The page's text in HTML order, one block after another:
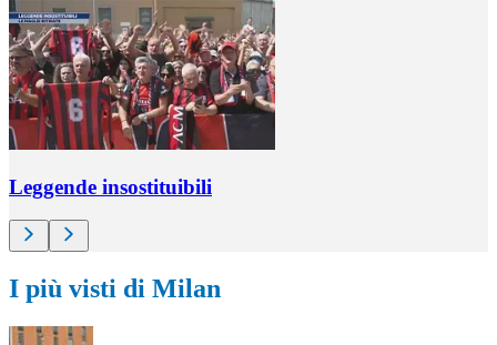
Leggende insostituibili
I più visti di Milan